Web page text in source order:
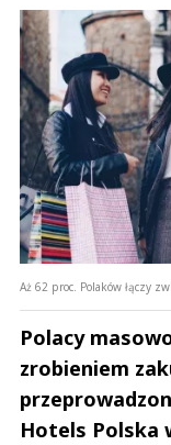
Aż 62 proc. Polaków łączy
Polacy
zrobieniem
Hotels Polska